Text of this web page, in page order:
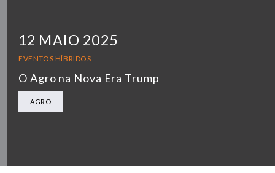
12 MAIO 2025
EVENTOS HÍBRIDOS
O Agro na Nova Era Trump
AGRO